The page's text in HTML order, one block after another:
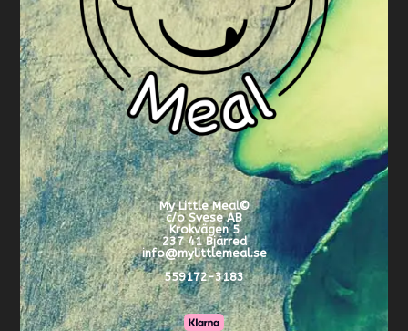
My Little Meal©
c/o Svese AB
Krokvägen 5
237 41 Bjärred
info@mylittlemeal.se
559172-3183